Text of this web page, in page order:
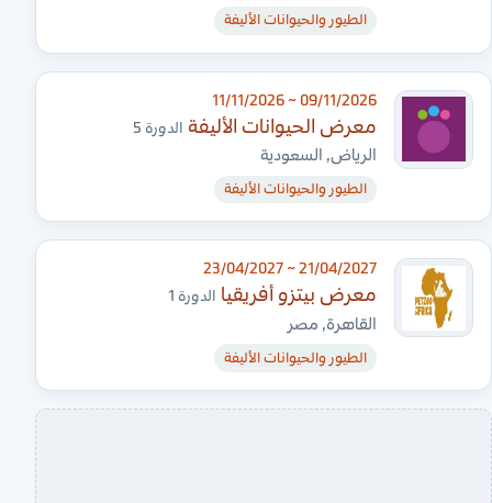
الطيور والحيوانات الأليفة
09/11/2026 ~ 11/11/2026
معرض الحيوانات الأليفة الدورة 5
الرياض, السعودية
الطيور والحيوانات الأليفة
21/04/2027 ~ 23/04/2027
معرض بيتزو أفريقيا الدورة 1
القاهرة, مصر
الطيور والحيوانات الأليفة